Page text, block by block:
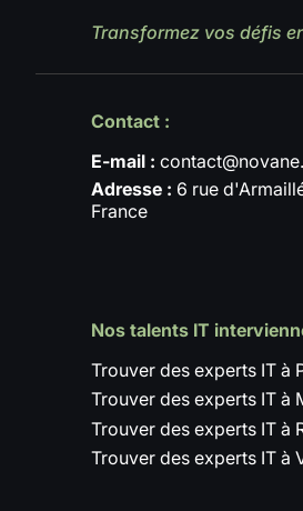
Transformez vos défis
Contact :
E-mail :
Adresse : 6 rue
France
Nos talents IT
Trouver des experts IT à
Trouver des experts IT à
Trouver des experts IT à
Trouver des experts IT à